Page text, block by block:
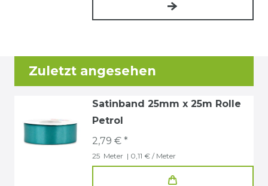
Zuletzt angesehen
Satinband 25mm x 25m Rolle
Petrol
2,79 € *
25 Meter | 0,11 € / Meter